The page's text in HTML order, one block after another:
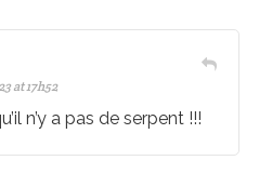
at 17h52
n’y a pas de serpent !!!